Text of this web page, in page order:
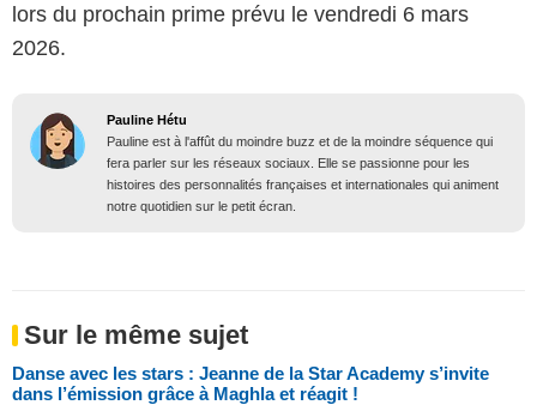
lors du prochain prime prévu le vendredi 6 mars
2026.
Pauline Hétu
Pauline est à l'affût du moindre buzz et de la moindre séquence qui
fera parler sur les réseaux sociaux. Elle se passionne pour les
histoires des personnalités françaises et internationales qui animent
notre quotidien sur le petit écran.
Sur le même sujet
Danse avec les stars : Jeanne de la Star Academy s’invite
dans l’émission grâce à Maghla et réagit !